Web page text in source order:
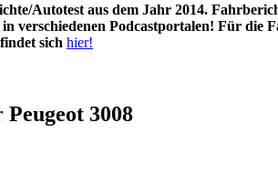
Autotest aus dem Jahr 2014.
verschiedenen Podcastportalen! Für die
sich hier!
3008